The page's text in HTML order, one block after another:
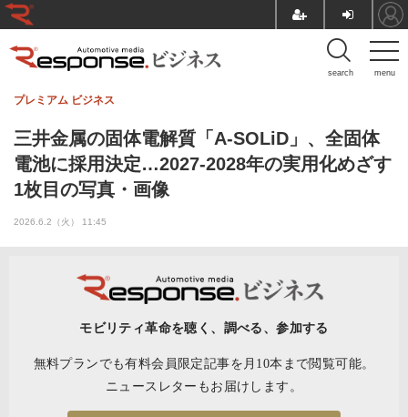
menu
search
三井金属の固体電解質「A-SOLiD」、全固体
電池に採用決定…2027‐2028年の実用化めざす
1枚目の写真・画像
プレミアム ビジネス
2026.6.2（火） 11:45
モビリティ革命を聴く、調べる、参加する
無料プランでも有料会員限定記事を月10本まで閲覧可能。
ニュースレターもお届けします。